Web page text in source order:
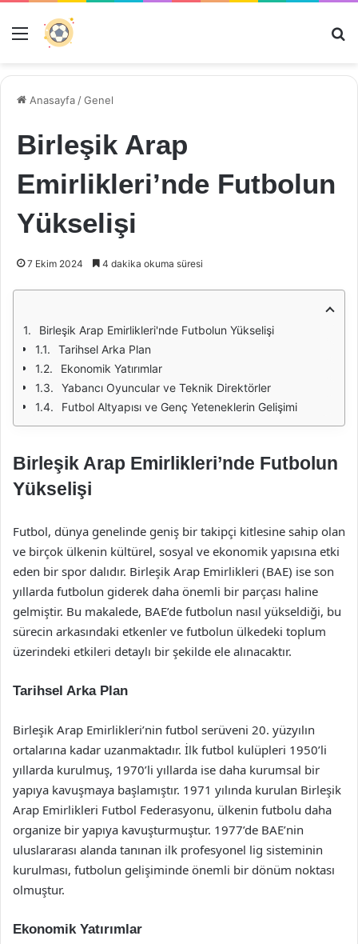
Menü
Anasayfa /Genel
Birleşik Arap
Emirlikleri’nde Futbolun
Yükselişi
7 Ekim 2024 4 dakika okuma süresi
Birleşik Arap Emirlikleri'nde Futbolun Yükselişi
Tarihsel Arka Plan
Ekonomik Yatırımlar
Yabancı Oyuncular ve Teknik Direktörler
Futbol Altyapısı ve Genç Yeteneklerin Gelişimi
Birleşik Arap Emirlikleri’nde Futbolun
Yükselişi
Futbol, dünya genelinde geniş bir takipçi kitlesine sahip olan
ve birçok ülkenin kültürel, sosyal ve ekonomik yapısına etki
eden bir spor dalıdır. Birleşik Arap Emirlikleri (BAE) ise son
yıllarda futbolun giderek daha önemli bir parçası haline
gelmiştir. Bu makalede, BAE’de futbolun nasıl yükseldiği, bu
sürecin arkasındaki etkenler ve futbolun ülkedeki toplum
üzerindeki etkileri detaylı bir şekilde ele alınacaktır.
Tarihsel Arka Plan
Birleşik Arap Emirlikleri’nin futbol serüveni 20. yüzyılın
ortalarına kadar uzanmaktadır. İlk futbol kulüpleri 1950’li
yıllarda kurulmuş, 1970’li yıllarda ise daha kurumsal bir
yapıya kavuşmaya başlamıştır. 1971 yılında kurulan Birleşik
Arap Emirlikleri Futbol Federasyonu, ülkenin futbolu daha
organize bir yapıya kavuşturmuştur. 1977’de BAE’nin
uluslararası alanda tanınan ilk profesyonel lig sisteminin
kurulması, futbolun gelişiminde önemli bir dönüm noktası
olmuştur.
Ekonomik Yatırımlar